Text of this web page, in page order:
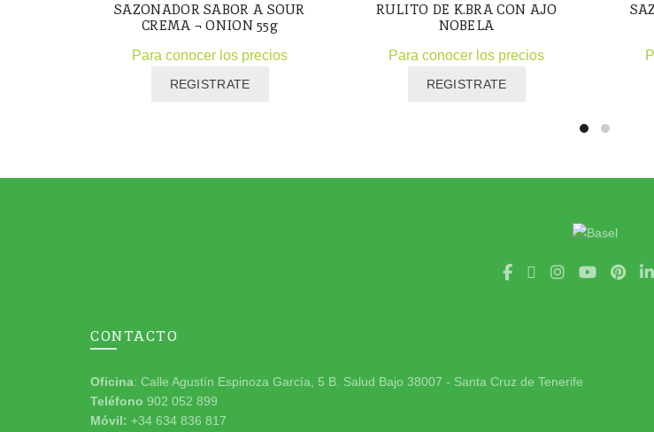
SAZONADOR SABOR A SOUR
CREMA ¬ ONION 55g
Para conocer los precios
REGISTRATE
RULITO DE K.BRA CON AJO
NOBELA
Para conocer los precios
REGISTRATE
CONTACTO
Oficina: Calle Agustín Espinoza García, 5 B. Salud Bajo 38007 - Santa Cruz de Tenerife
Teléfono 902 052 899
Móvil: +34 634 836 817